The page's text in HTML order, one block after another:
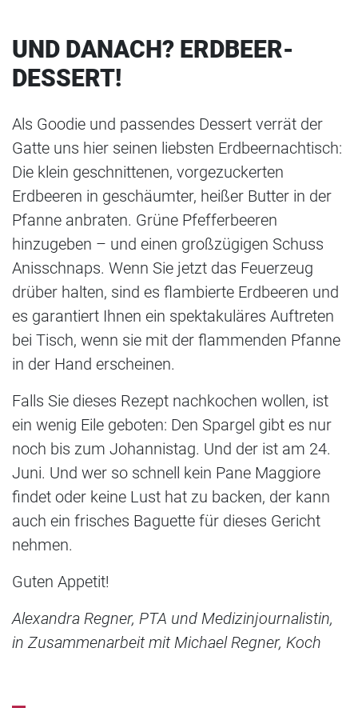
UND DANACH? ERDBEER-
DESSERT!
Als Goodie und passendes Dessert verrät der
Gatte uns hier seinen liebsten Erdbeernachtisch:
Die klein geschnittenen, vorgezuckerten
Erdbeeren in geschäumter, heißer Butter in der
Pfanne anbraten. Grüne Pfefferbeeren
hinzugeben – und einen großzügigen Schuss
Anisschnaps. Wenn Sie jetzt das Feuerzeug
drüber halten, sind es flambierte Erdbeeren und
es garantiert Ihnen ein spektakuläres Auftreten
bei Tisch, wenn sie mit der flammenden Pfanne
in der Hand erscheinen.
Falls Sie dieses Rezept nachkochen wollen, ist
ein wenig Eile geboten: Den Spargel gibt es nur
noch bis zum Johannistag. Und der ist am 24.
Juni. Und wer so schnell kein Pane Maggiore
findet oder keine Lust hat zu backen, der kann
auch ein frisches Baguette für dieses Gericht
nehmen.
Guten Appetit!
Alexandra Regner, PTA und Medizinjournalistin,
in Zusammenarbeit mit Michael Regner, Koch